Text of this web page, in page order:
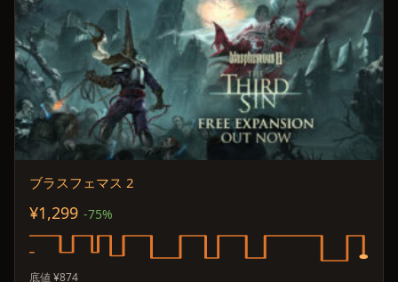
ブラスフェマス 2
¥1,299 -75%
底値 ¥874